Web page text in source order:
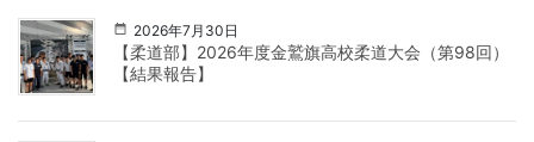
2026年7月30日
【柔道部】2026年度金鷲旗高校柔道大会（第98回）
【結果報告】